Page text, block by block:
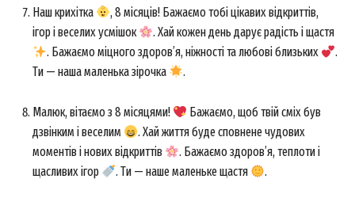
Наш крихітка
, 8 місяців! Бажаємо тобі цікавих відкриттів,
ігор і веселих усмішок
. Хай кожен день дарує радість і щастя
. Бажаємо міцного здоров’я, ніжності та любові близьких
.
Ти — наша маленька зірочка
.
Малюк, вітаємо з 8 місяцями!
Бажаємо, щоб твій сміх був
дзвінким і веселим
. Хай життя буде сповнене чудових
моментів і нових відкриттів
. Бажаємо здоров’я, теплоти і
щасливих ігор
. Ти — наше маленьке щастя .